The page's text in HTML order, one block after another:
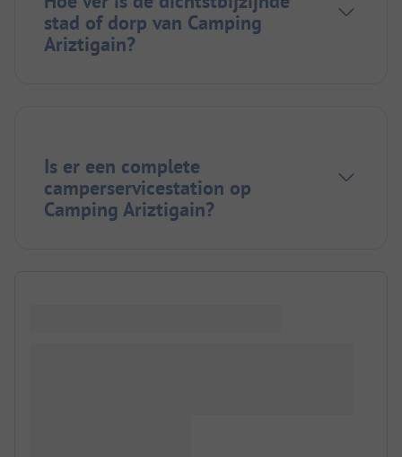
stad of dorp van Camping
Ariztigain?
Is er een complete
camperservicestation op
Camping Ariztigain?